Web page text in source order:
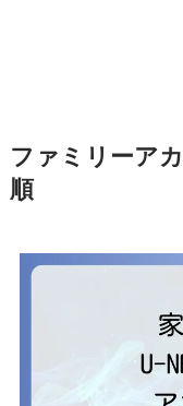
ファミリーア
順